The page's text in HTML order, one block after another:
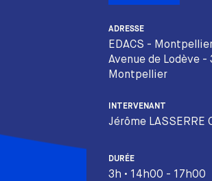
ADRESSE
EDACS -
Avenue de Lodève -
Montpellier
INTERVENANT
Jérôme LASSERRE
DURÉE
3h • 14h00 - 17h00